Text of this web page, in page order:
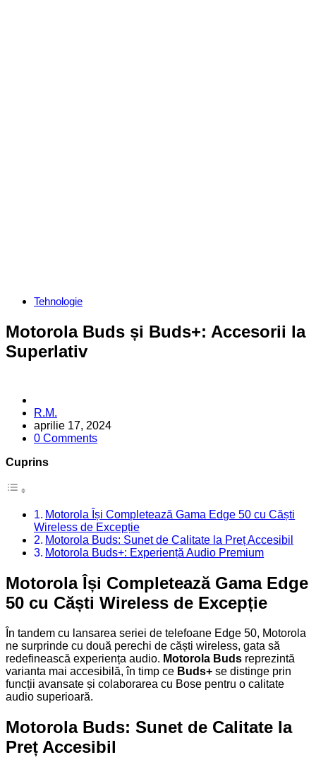
Categories
Tehnologie
Motorola Buds și Buds+: Accesorii la
Superlativ
Posted
by
R.M.
aprilie 17, 2024
0 Comments
Cuprins
Motorola Își Completează Gama Edge 50 cu Căști
Wireless de Excepție
Motorola Buds: Sunet de Calitate la Preț Accesibil
Motorola Buds+: Experiență Audio Premium
Motorola Își Completează Gama Edge
50 cu Căști Wireless de Excepție
În tandem cu lansarea seriei de telefoane Edge 50, Motorola
ne surprinde cu două perechi de căști wireless, gata să
redefinească experiența audio. Motorola Buds reprezintă
varianta mai accesibilă, în timp ce Buds+ se distinge prin
funcții avansate și colaborarea cu Bose pentru o calitate
audio superioară.
Motorola Buds: Sunet de Calitate la
Preț Accesibil